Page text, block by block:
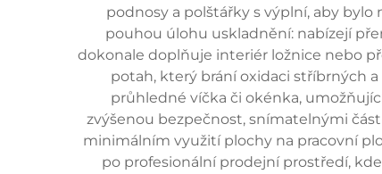
podnosy a polštářky s výplní, aby
pouhou úlohu uskladnění: nabízejí
dokonale doplňuje interiér ložnice nebo
potah, který brání oxidaci stříbrných
průhledné víčka či okénka,
zvýšenou bezpečnost, snímatelnými
minimálním využití plochy na pracovní
po profesionální prodejní prostředí,